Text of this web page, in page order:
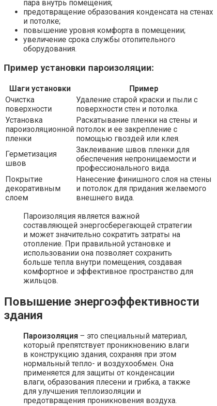
пара внутрь помещения;
предотвращение образования конденсата на стенах
и потолке;
повышение уровня комфорта в помещении;
увеличение срока службы отопительного
оборудования.
Пример установки пароизоляции:
Шаги установки
Пример
Очистка
поверхности
Удаление старой краски и пыли с
поверхности стен и потолка.
Установка
пароизоляционной
пленки
Раскатывание пленки на стены и
потолок и ее закрепление с
помощью гвоздей или клея.
Герметизация
швов
Заклеивание швов пленки для
обеспечения непроницаемости и
профессионального вида.
Покрытие
декоративным
слоем
Нанесение финишного слоя на стены
и потолок для придания желаемого
внешнего вида.
Пароизоляция является важной
составляющей энергосберегающей стратегии
и может значительно сократить затраты на
отопление. При правильной установке и
использовании она позволяет сохранить
больше тепла внутри помещения, создавая
комфортное и эффективное пространство для
жильцов.
Повышение энергоэффективности
здания
Пароизоляция – это специальный материал,
который препятствует проникновению влаги
в конструкцию здания, сохраняя при этом
нормальный тепло- и воздухообмен. Она
применяется для защиты от конденсации
влаги, образования плесени и грибка, а также
для улучшения теплоизоляции и
предотвращения проникновения воздуха.